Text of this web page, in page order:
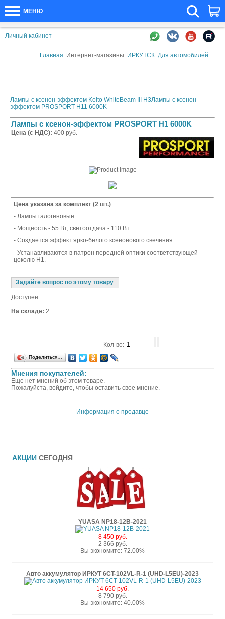
МЕНЮ
Личный кабинет
Главная Интернет-магазины ИРКУТСК Для автомобилей
Лампы с ксенон-эффектом Koito WhiteBeam III H3Лампы с ксенон-
эффектом PROSPORT H11 6000K
Лампы с ксенон-эффектом PROSPORT H1 6000K
Цена (с НДС): 400 руб.
Цена указана за комплект (2 шт.)
- Лампы галогеновые.
- Мощность - 55 Вт, светоотдача - 110 Вт.
- Создается эффект ярко-белого ксенонового свечения.
- Устанавливаются в патрон передней оптики соответствующей
цоколю Н1.
Задайте вопрос по этому товару
Доступен
На складе: 2
Кол-во:
Поделиться…
Мнения покупателей:
Еще нет мнений об этом товаре.
Пожалуйста, войдите, чтобы оставить свое мнение.
Информация о продавце
АКЦИИ СЕГОДНЯ
YUASA NP18-12B-2021
8 450 руб.
2 366 руб.
Вы экономите: 72.00%
Авто аккумулятор ИРКУТ 6CT-102VL-R-1 (UHD-L5EU)-2023
14 650 руб.
8 790 руб.
Вы экономите: 40.00%